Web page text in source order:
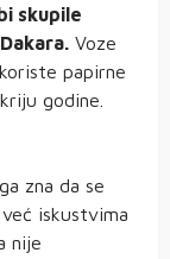
skupile
Voze
papirne
godine.
zna da se
iskustvima
nije